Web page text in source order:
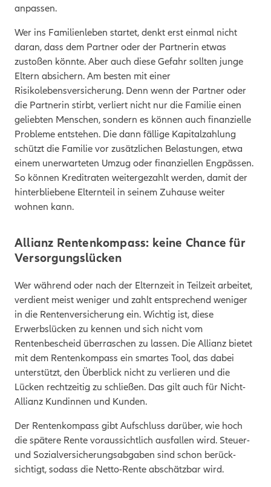
anpassen.
Wer ins Familienleben startet, denkt erst einmal nicht
daran, dass dem Partner oder der Partnerin etwas
zustoßen könnte. Aber auch diese Gefahr sollten junge
Eltern absichern. Am besten mit einer
Risikolebensversicherung. Denn wenn der Partner oder
die Partnerin stirbt, verliert nicht nur die Familie einen
geliebten Menschen, sondern es können auch finanzielle
Probleme entstehen. Die dann fällige Kapitalzahlung
schützt die Familie vor zusätzlichen Belastungen, etwa
einem unerwarteten Umzug oder finanziellen Engpässen.
So können Kreditraten weitergezahlt werden, damit der
hinterbliebene Elternteil in seinem Zuhause weiter
wohnen kann.
Allianz Rentenkompass: keine Chance für
Versorgungslücken
Wer während oder nach der Elternzeit in Teilzeit arbeitet,
verdient meist weniger und zahlt entsprechend weniger
in die Rentenversicherung ein. Wichtig ist, diese
Erwerbslücken zu kennen und sich nicht vom
Rentenbescheid überraschen zu lassen. Die Allianz bietet
mit dem Rentenkompass ein smartes Tool, das dabei
unterstützt, den Überblick nicht zu verlieren und die
Lücken rechtzeitig zu schließen. Das gilt auch für Nicht-
Allianz Kundinnen und Kunden.
Der Rentenkompass gibt Aufschluss darüber, wie hoch
die spätere Rente voraussichtlich ausfallen wird. Steuer-
und Sozial­versicherungs­abgaben sind schon berück­
sichtigt, sodass die Netto-Rente abschätzbar wird.